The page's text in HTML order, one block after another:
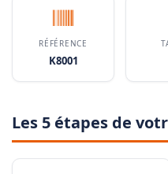
RÉFÉRENCE
K8001
Les 5 étapes de